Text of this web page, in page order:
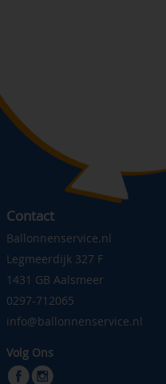
Contact
Ballonnenservice.nl
Legmeerdijk 327 F
1431 GB Aalsmeer
0297-712065
info@ballonnenservice.nl
Volg Ons